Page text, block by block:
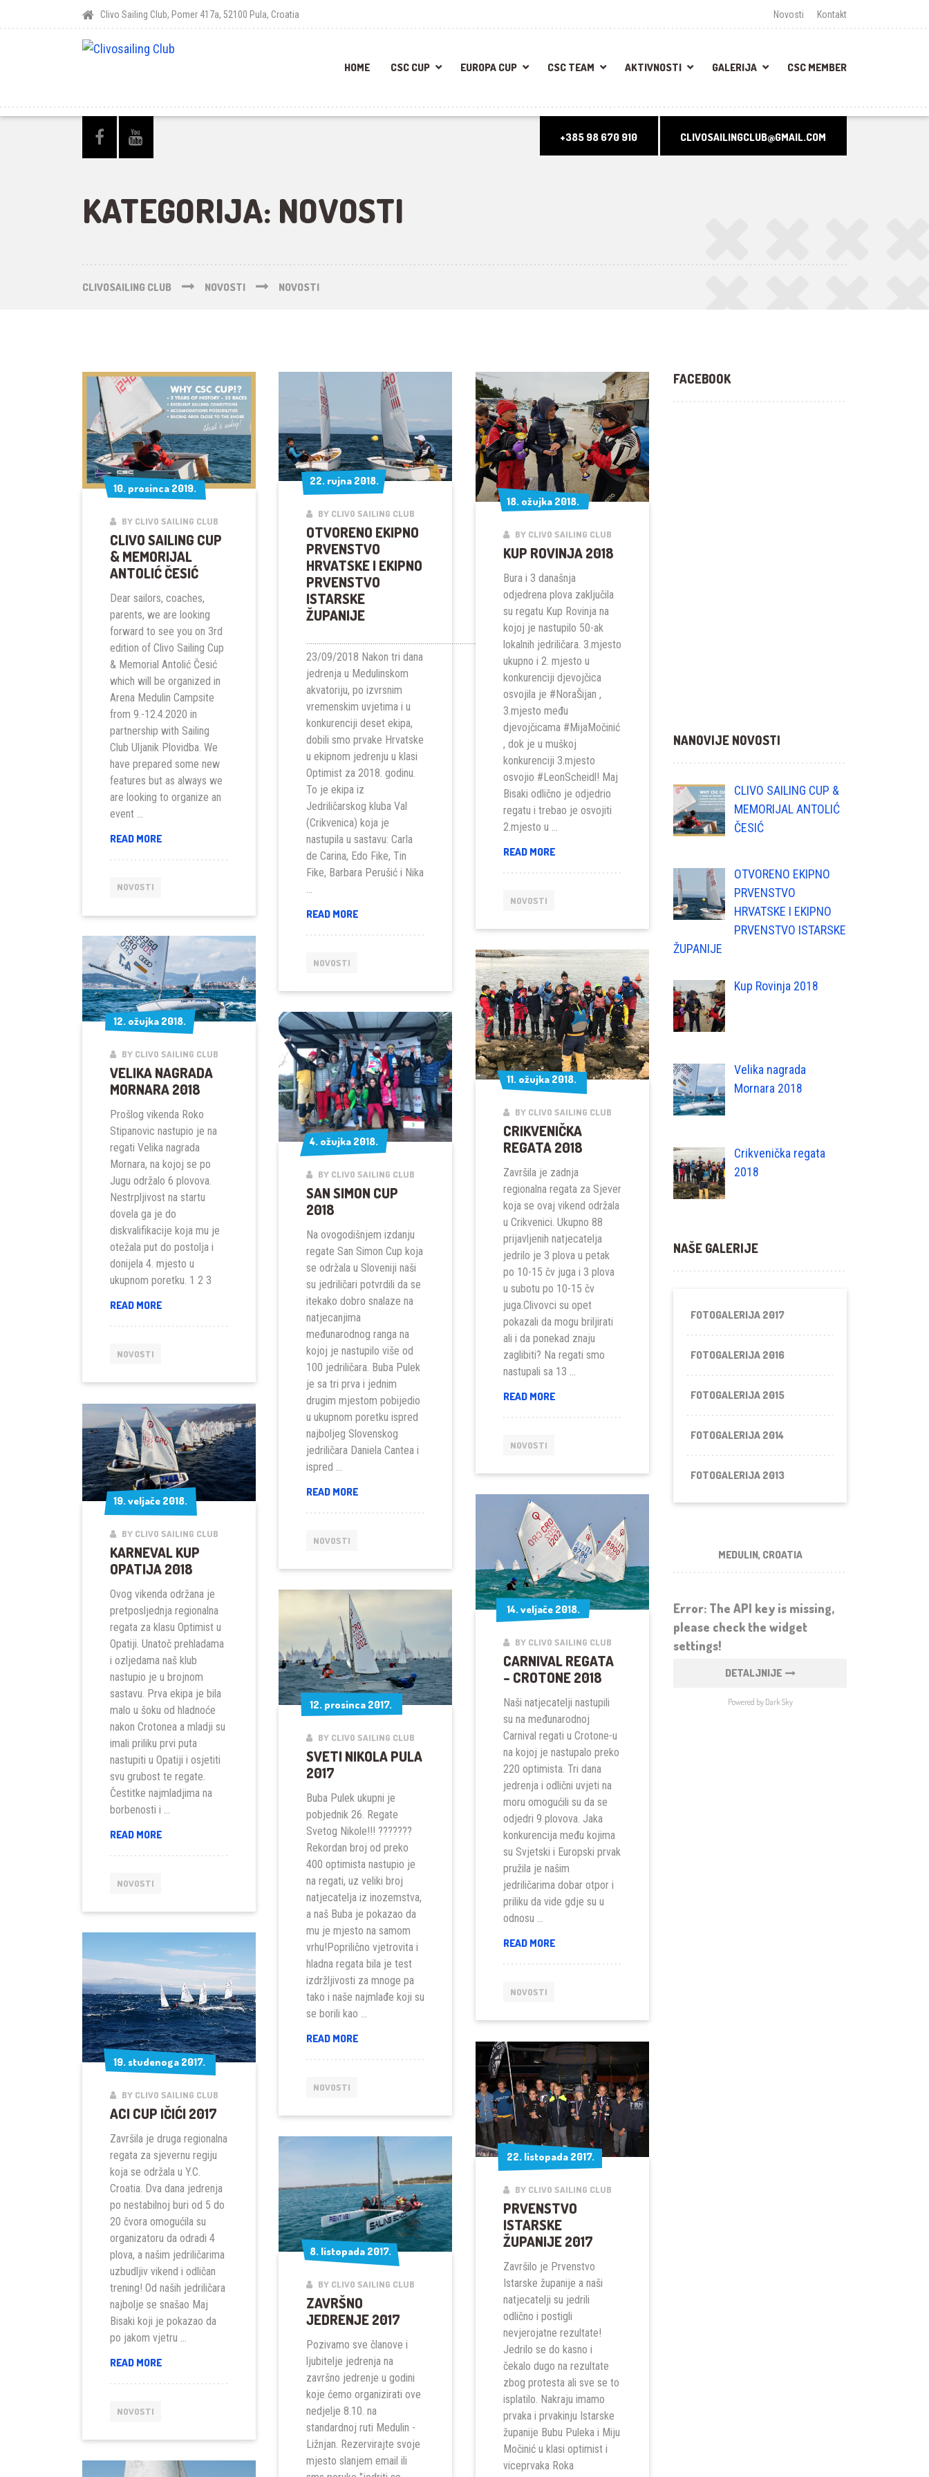
Clivo Sailing Club, Pomer 417a, 52100 Pula, Croatia Novosti Kontakt
HOME CSC CUP EUROPA CUP CSC TEAM AKTIVNOSTI GALERIJA CSC MEMBER
+385 98 670 910 CLIVOSAILINGCLUB@GMAIL.COM
KATEGORIJA: NOVOSTI
CLIVOSAILING CLUB NOVOSTI NOVOSTI
10. prosinca 2019.
10. prosinca 2019.
BY CLIVO SAILING CLUB
CLIVO SAILING CUP
& MEMORIJAL
ANTOLIĆ ČESIĆ
Dear sailors, coaches,
parents, we are looking
forward to see you on 3rd
edition of Clivo Sailing Cup
& Memorial Antolić Česić
which will be organized in
Arena Medulin Campsite
from 9.-12.4.2020 in
partnership with Sailing
Club Uljanik Plovidba. We
have prepared some new
features but as always we
are looking to organize an
event …
READ MORECLIVO
ANTOLIĆ
NOVOSTI
22. rujna 2018.
22. rujna 2018.
BY CLIVO SAILING CLUB
OTVORENO EKIPNO
PRVENSTVO
HRVATSKE I EKIPNO
PRVENSTVO
ISTARSKE
ŽUPANIJE
...................................................................................................................................................................
23/09/2018 Nakon tri dana
jedrenja u Medulinskom
akvatoriju, po izvrsnim
vremenskim uvjetima i u
konkurenciji deset ekipa,
dobili smo prvake Hrvatske
u ekipnom jedrenju u klasi
Optimist za 2018. godinu.
To je ekipa iz
Jedriličarskog kluba Val
(Crikvenica) koja je
nastupila u sastavu: Carla
de Carina, Edo Fike, Tin
Fike, Barbara Perušić i Nika
…
READ MOREOTVORENO
EKIPNO
ISTARSKE
ŽUPANIJE
NOVOSTI
18. ožujka 2018.
18. ožujka 2018.
BY CLIVO SAILING CLUB
KUP ROVINJA 2018
Bura i 3 današnja
odjedrena plova zaključila
su regatu Kup Rovinja na
kojoj je nastupilo 50-ak
lokalnih jedriličara. 3.mjesto
ukupno i 2. mjesto u
konkurenciji djevojčica
osvojila je #NoraŠijan ,
3.mjesto među
djevojčicama #MijaMočinić
, dok je u muškoj
konkurenciji 3.mjesto
osvojio #LeonScheidl! Maj
Bisaki odlično je odjedrio
regatu i trebao je osvojiti
2.mjesto u …
READ MOREKUP
NOVOSTI
12. ožujka 2018.
12. ožujka 2018.
BY CLIVO SAILING CLUB
VELIKA NAGRADA
MORNARA 2018
Prošlog vikenda Roko
Stipanovic nastupio je na
regati Velika nagrada
Mornara, na kojoj se po
Jugu održalo 6 plovova.
Nestrpljivost na startu
dovela ga je do
diskvalifikacije koja mu je
otežala put do postolja i
donijela 4. mjesto u
ukupnom poretku. 1 2 3
READ MOREVELIKA
NOVOSTI
11. ožujka 2018.
11. ožujka 2018.
BY CLIVO SAILING CLUB
CRIKVENIČKA
REGATA 2018
Završila je zadnja
regionalna regata za Sjever
koja se ovaj vikend održala
u Crikvenici. Ukupno 88
prijavljenih natjecatelja
jedrilo je 3 plova u petak
po 10-15 čv juga i 3 plova
u subotu po 10-15 čv
juga.Clivovci su opet
pokazali da mogu briljirati
ali i da ponekad znaju
zaglibiti? Na regati smo
nastupali sa 13 …
READ MORECRIKVENIČKA
NOVOSTI
4. ožujka 2018.
4. ožujka 2018.
BY CLIVO SAILING CLUB
SAN SIMON CUP
2018
Na ovogodišnjem izdanju
regate San Simon Cup koja
se održala u Sloveniji naši
su jedriličari potvrdili da se
itekako dobro snalaze na
natjecanjima
međunarodnog ranga na
kojoj je nastupilo više od
100 jedriličara. Buba Pulek
je sa tri prva i jednim
drugim mjestom pobijedio
u ukupnom poretku ispred
najboljeg Slovenskog
jedriličara Daniela Cantea i
ispred …
READ MORESAN
NOVOSTI
19. veljače 2018.
19. veljače 2018.
BY CLIVO SAILING CLUB
KARNEVAL KUP
OPATIJA 2018
Ovog vikenda održana je
pretposljednja regionalna
regata za klasu Optimist u
Opatiji. Unatoč prehladama
i ozljedama naš klub
nastupio je u brojnom
sastavu. Prva ekipa je bila
malo u šoku od hladnoće
nakon Crotonea a mladji su
imali priliku prvi puta
nastupiti u Opatiji i osjetiti
svu grubost te regate.
Čestitke najmladjima na
borbenosti i …
READ MOREKARNEVAL
NOVOSTI
14. veljače 2018.
14. veljače 2018.
BY CLIVO SAILING CLUB
CARNIVAL REGATA
– CROTONE 2018
Naši natjecatelji nastupili
su na međunarodnoj
Carnival regati u Crotone-u
na kojoj je nastupalo preko
220 optimista. Tri dana
jedrenja i odlični uvjeti na
moru omogućili su da se
odjedri 9 plovova. Jaka
konkurencija među kojima
su Svjetski i Europski prvak
pružila je našim
jedriličarima dobar otpor i
priliku da vide gdje su u
odnosu …
READ MORECARNIVAL
NOVOSTI
12. prosinca 2017.
12. prosinca 2017.
BY CLIVO SAILING CLUB
SVETI NIKOLA PULA
2017
Buba Pulek ukupni je
pobjednik 26. Regate
Svetog Nikole!!! ???????
Rekordan broj od preko
400 optimista nastupio je
na regati, uz veliki broj
natjecatelja iz inozemstva,
a naš Buba je pokazao da
mu je mjesto na samom
vrhu!Poprilično vjetrovita i
hladna regata bila je test
izdržljivosti za mnoge pa
tako i naše najmlađe koji su
se borili kao …
READ MORESVETI
NOVOSTI
19. studenoga 2017.
19. studenoga 2017.
BY CLIVO SAILING CLUB
ACI CUP IČIĆI 2017
Završila je druga regionalna
regata za sjevernu regiju
koja se održala u Y.C.
Croatia. Dva dana jedrenja
po nestabilnoj buri od 5 do
20 čvora omogućila su
organizatoru da odradi 4
plova, a našim jedriličarima
uzbudljiv vikend i odličan
trening! Od naših jedriličara
najbolje se snašao Maj
Bisaki koji je pokazao da
po jakom vjetru …
READ MOREACI
NOVOSTI
22. listopada 2017.
22. listopada 2017.
BY CLIVO SAILING CLUB
PRVENSTVO
ISTARSKE
ŽUPANIJE 2017
Završilo je Prvenstvo
Istarske županije a naši
natjecatelji su jedrili
odlično i postigli
nevjerojatne rezultate!
Jedrilo se do kasno i
čekalo dugo na rezultate
zbog protesta ali sve se to
isplatilo. Nakraju imamo
prvaka i prvakinju Istarske
županije Bubu Puleka i Miju
Močinić u klasi optimist i
viceprvaka Roka
8. listopada 2017.
8. listopada 2017.
BY CLIVO SAILING CLUB
ZAVRŠNO
JEDRENJE 2017
Pozivamo sve članove i
ljubitelje jedrenja na
završno jedrenje u godini
koje ćemo organizirati ove
nedjelje 8.10. na
standardnoj ruti Medulin -
Ližnjan. Rezervirajte svoje
mjesto slanjem email ili
FACEBOOK
NANOVIJE NOVOSTI
CLIVO SAILING CUP &
MEMORIJAL ANTOLIĆ
ČESIĆ
OTVORENO EKIPNO
PRVENSTVO
HRVATSKE I EKIPNO
PRVENSTVO ISTARSKE
ŽUPANIJE
Kup Rovinja 2018
Velika nagrada
Mornara 2018
Crikvenička regata
2018
NAŠE GALERIJE
FOTOGALERIJA 2017
FOTOGALERIJA 2016
FOTOGALERIJA 2015
FOTOGALERIJA 2014
FOTOGALERIJA 2013
MEDULIN, CROATIA
Error: The API key is missing,
please check the widget
settings!
DETALJNIJE
Powered by Dark Sky